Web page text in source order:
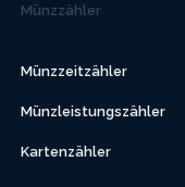
Münzzähler
Münzzeitzähler
Münzleistungszähler
Kartenzähler